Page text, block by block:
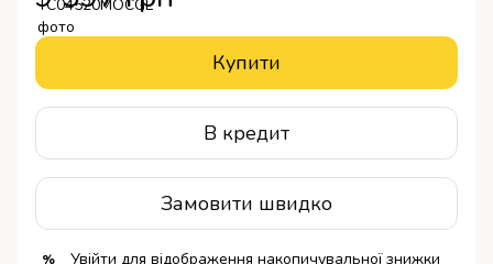
Купити
В кредит
Замовити швидко
% Увійти для відображення накопичувальної знижки